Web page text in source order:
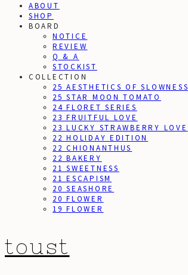
ABOUT
SHOP
BOARD
NOTICE
REVIEW
Q & A
STOCKIST
COLLECTION
25 AESTHETICS OF SLOWNESS
25 STAR MOON TOMATO
24 FLORET SERIES
23 FRUITFUL LOVE
23 LUCKY STRAWBERRY LOVE
22 HOLIDAY EDITION
22 CHIONANTHUS
22 BAKERY
21 SWEETNESS
21 ESCAPISM
20 SEASHORE
20 FLOWER
19 FLOWER
toust